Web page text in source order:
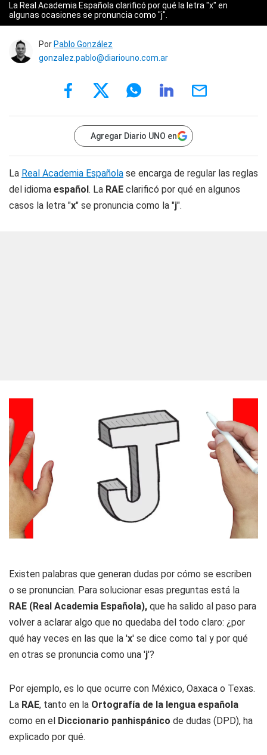
La Real Academia Española clarificó por qué la letra "x" en
algunas ocasiones se pronuncia como "j".
Por Pablo González
gonzalez.pablo@diariouno.com.ar
Agregar Diario UNO en
La Real Academia Española se encarga de regular las reglas
del idioma español. La RAE clarificó por qué en algunos
casos la letra "x" se pronuncia como la "j".
Existen palabras que generan dudas por cómo se escriben
o se pronuncian. Para solucionar esas preguntas está la
RAE (Real Academia Española), que ha salido al paso para
volver a aclarar algo que no quedaba del todo claro: ¿por
qué hay veces en las que la 'x' se dice como tal y por qué
en otras se pronuncia como una 'j'?
Por ejemplo, es lo que ocurre con México, Oaxaca o Texas.
La RAE, tanto en la Ortografía de la lengua española
como en el Diccionario panhispánico de dudas (DPD), ha
explicado por qué.